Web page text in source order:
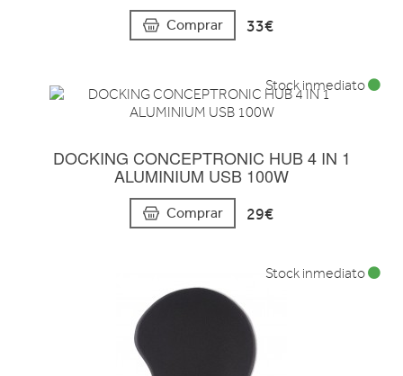
Comprar 33€
DOCKING CONCEPTRONIC HUB 4 IN 1
ALUMINIUM USB 100W
Comprar 29€
Stock inmediato
Stock inmediato